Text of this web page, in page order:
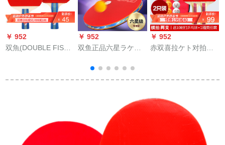
￥ 952
双魚(DOUBLE FISH)
￥ 952
双鱼正品六星ラケト6
初学兵浜横拍学生ppq
専门6 A-C长柄横撮り
￥ 952
赤双喜拉ケト对拍子
冊（セト+10球送り）